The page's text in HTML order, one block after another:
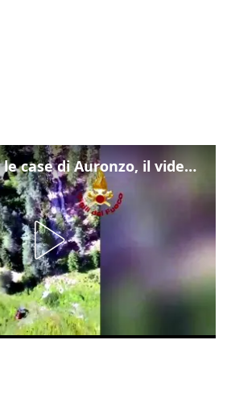
Frana lambisce le case di Auronzo, il video dall'elicottero dei vigili del fuoco